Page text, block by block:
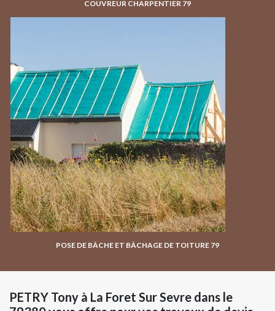
COUVREUR CHARPENTIER 79
POSE DE BÂCHE ET BÂCHAGE DE TOITURE 79
PETRY Tony à La Foret Sur Sevre dans le